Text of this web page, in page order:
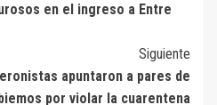
en el ingreso a Entre
Siguiente
apuntaron a pares de
por violar la cuarentena